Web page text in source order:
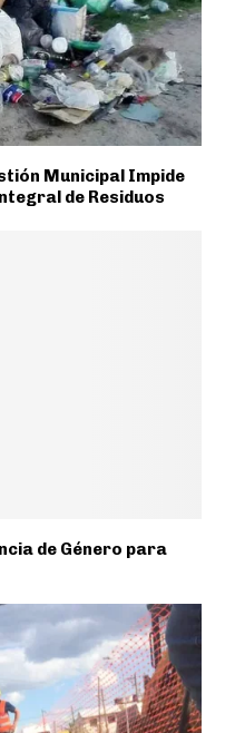
Municipal Impide
de Residuos
de Género para